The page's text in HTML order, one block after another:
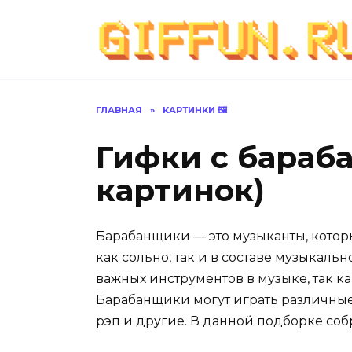
ГЛАВНАЯ » КАРТИНКИ 🖼
Гифки с
картинок)
Барабанщики — это музыканты,
как сольно, так и в составе
важных инструментов в музыке, так
Барабанщики могут играть
рэп и другие. В данной подборке